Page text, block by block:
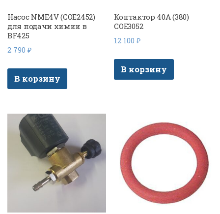
Насос NME4V (COE2452)
для подачи химии в
BF425
2 790 ₽
В корзину
Контактор 40А (380)
COE3052
12 100₽
В корзину